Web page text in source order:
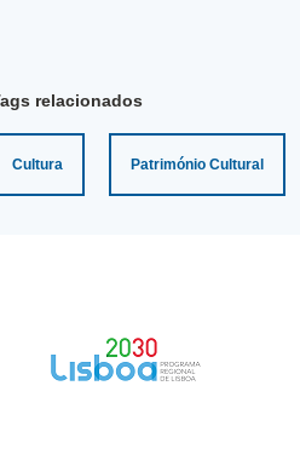
relacionados
Cultura Património Cultural